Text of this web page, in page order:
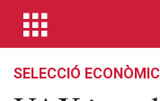
SELECCIÓ